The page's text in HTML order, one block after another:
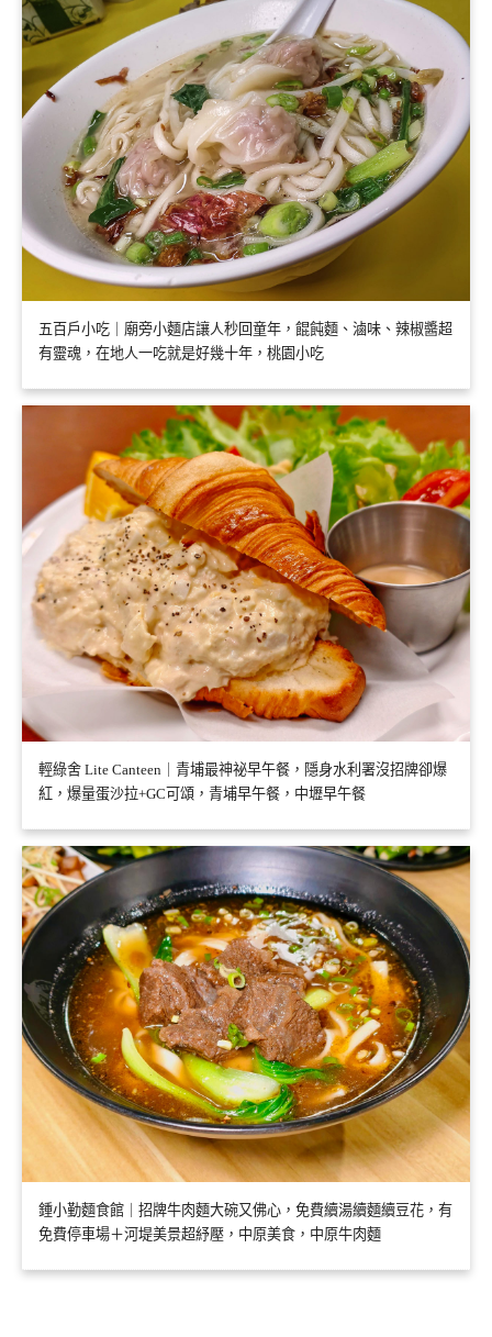
五百戶小吃｜廟旁小麵店讓人秒回童年，餛飩麵、滷味、辣椒醬超
有靈魂，在地人一吃就是好幾十年，桃園小吃
輕綠舍 Lite Canteen｜青埔最神祕早午餐，隱身水利署沒招牌卻爆
紅，爆量蛋沙拉+GC可頌，青埔早午餐，中壢早午餐
鍾小勤麵食館｜招牌牛肉麵大碗又佛心，免費續湯續麵續豆花，有
免費停車場＋河堤美景超紓壓，中原美食，中原牛肉麵